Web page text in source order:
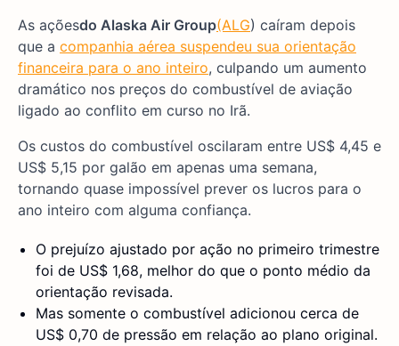
As açõesdo Alaska Air Group(ALG) caíram depois
que a companhia aérea suspendeu sua orientação
financeira para o ano inteiro, culpando um aumento
dramático nos preços do combustível de aviação
ligado ao conflito em curso no Irã.
Os custos do combustível oscilaram entre US$ 4,45 e
US$ 5,15 por galão em apenas uma semana,
tornando quase impossível prever os lucros para o
ano inteiro com alguma confiança.
O prejuízo ajustado por ação no primeiro trimestre
foi de US$ 1,68, melhor do que o ponto médio da
orientação revisada.
Mas somente o combustível adicionou cerca de
US$ 0,70 de pressão em relação ao plano original.